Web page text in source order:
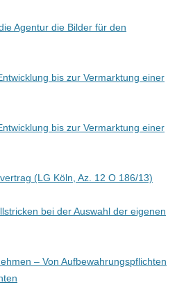
Agentur die Bilder für den
bis zur Vermarktung einer
bis zur Vermarktung einer
(LG Köln, Az. 12 O 186/13)
bei der Auswahl der eigenen
– Von Aufbewahrungspflichten